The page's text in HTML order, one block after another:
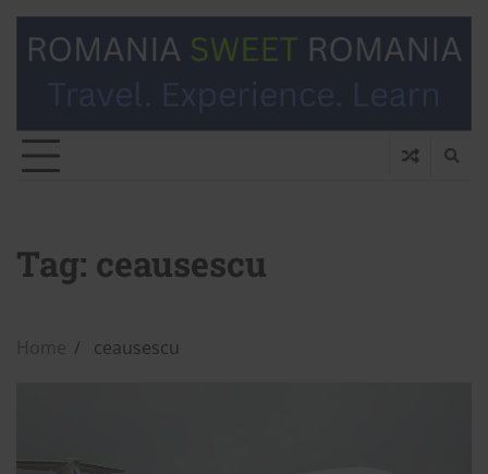
Tag: ceausescu
Home ceausescu